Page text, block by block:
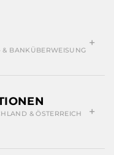
& BANKÜBERWEISUNG
& ÖSTERREICH